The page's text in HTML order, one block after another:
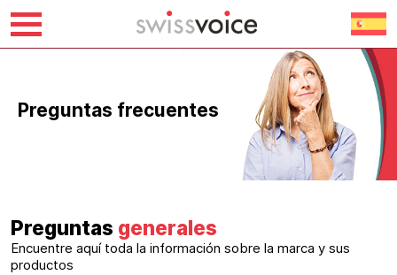
Preguntas frecuentes
Preguntas generales
Encuentre aquí toda la información sobre la marca y sus
productos